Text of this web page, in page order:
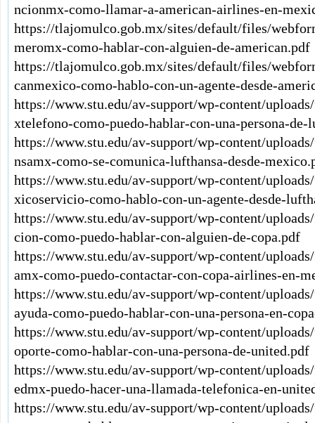
ncionmx-como-llamar-a-american-airlines-en-
https://tlajomulco.gob.mx/sites/default/files/
meromx-como-hablar-con-alguien-de-american.pdf
https://tlajomulco.gob.mx/sites/default/files/
canmexico-como-hablo-con-un-agente-desde-
https://www.stu.edu/av-support/wp-content/
xtelefono-como-puedo-hablar-con-una-persona-de-
https://www.stu.edu/av-support/wp-content/
nsamx-como-se-comunica-lufthansa-desde-
https://www.stu.edu/av-support/wp-content/
xicoservicio-como-hablo-con-un-agente-desde-
https://www.stu.edu/av-support/wp-content/
cion-como-puedo-hablar-con-alguien-de-copa.pdf
https://www.stu.edu/av-support/wp-content/
amx-como-puedo-contactar-con-copa-airlines-en-
https://www.stu.edu/av-support/wp-content/
ayuda-como-puedo-hablar-con-una-persona-en-
https://www.stu.edu/av-support/wp-content/
oporte-como-hablar-con-una-persona-de-united.pdf
https://www.stu.edu/av-support/wp-content/
edmx-puedo-hacer-una-llamada-telefonica-en-
https://www.stu.edu/av-support/wp-content/